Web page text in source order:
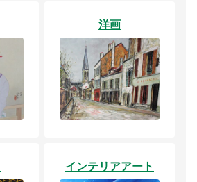
洋画
インテリアアート